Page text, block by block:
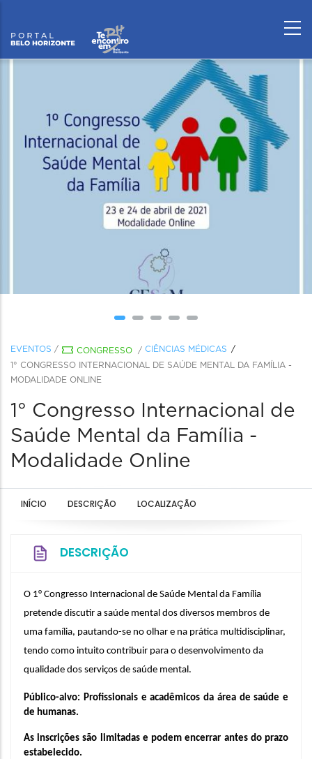
EVENTOS / CONGRESSO / CIÊNCIAS MÉDICAS
1° CONGRESSO INTERNACIONAL DE SAÚDE MENTAL DA FAMÍLIA -
MODALIDADE ONLINE
1° Congresso Internacional de
Saúde Mental da Família -
Modalidade Online
INÍCIO DESCRIÇÃO LOCALIZAÇÃO
DESCRIÇÃO
O 1° Congresso Internacional de Saúde Mental da Família
pretende discutir a saúde mental dos diversos membros de
uma família, pautando-se no olhar e na prática multidisciplinar,
tendo como intuito contribuir para o desenvolvimento da
qualidade dos serviços de saúde mental.
Público-alvo: Profissionais e acadêmicos da área de saúde e
de humanas.
As inscrições são limitadas e podem encerrar antes do prazo
estabelecido.